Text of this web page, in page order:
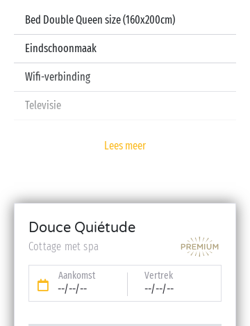
Bed Double Queen size (160x200cm)
Eindschoonmaak
Wifi-verbinding
Televisie
Babykit (kinderbedje, hoge stoel, badje – op
reservering)
Lees meer
Douce Quiétude
Cottage met spa
Aankomst
--/--/--
Vertrek
--/--/--